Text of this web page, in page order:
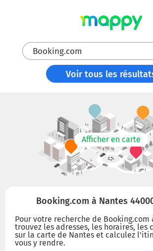
Booking.com
Voir tous les
Afficher en carte
Booking.com à Nantes
Pour votre recherche de Booking.com
trouvez les adresses, les horaires, les
sur la carte de Nantes et calculez
vous y rendre.